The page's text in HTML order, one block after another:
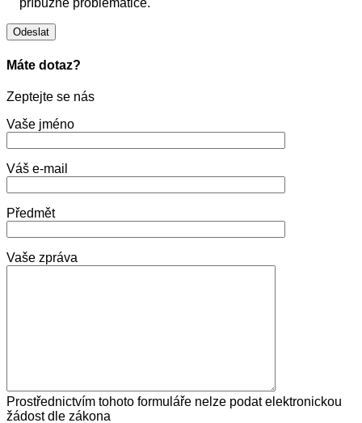
příbuzné problematice.
Máte dotaz?
Zeptejte se nás
Vaše jméno
Váš e-mail
Předmět
Vaše zpráva
Prostřednictvím tohoto formuláře nelze podat elektronickou
žádost dle zákona